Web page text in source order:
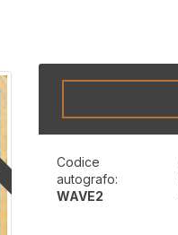
Codice
autografo:
WAVE2